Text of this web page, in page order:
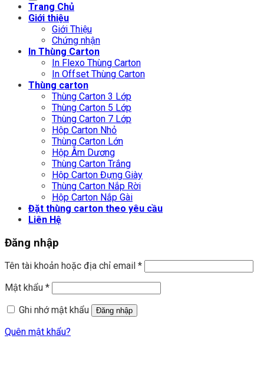
Trang Chủ
Giới thiệu
Giới Thiệu
Chứng nhận
In Thùng Carton
In Flexo Thùng Carton
In Offset Thùng Carton
Thùng carton
Thùng Carton 3 Lớp
Thùng Carton 5 Lớp
Thùng Carton 7 Lớp
Hộp Carton Nhỏ
Thùng Carton Lớn
Hộp Âm Dương
Thùng Carton Trắng
Hộp Carton Đựng Giày
Thùng Carton Nắp Rời
Hộp Carton Nắp Gài
Đặt thùng carton theo yêu cầu
Liên Hệ
Đăng nhập
Tên tài khoản hoặc địa chỉ email *
Mật khẩu *
Ghi nhớ mật khẩu
Đăng nhập
Quên mật khẩu?